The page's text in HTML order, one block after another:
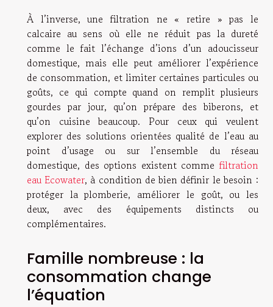
À l’inverse, une filtration ne « retire » pas le
calcaire au sens où elle ne réduit pas la dureté
comme le fait l’échange d’ions d’un adoucisseur
domestique, mais elle peut améliorer l’expérience
de consommation, et limiter certaines particules ou
goûts, ce qui compte quand on remplit plusieurs
gourdes par jour, qu’on prépare des biberons, et
qu’on cuisine beaucoup. Pour ceux qui veulent
explorer des solutions orientées qualité de l’eau au
point d’usage ou sur l’ensemble du réseau
domestique, des options existent commefiltration
eau Ecowater, à condition de bien définir le besoin :
protéger la plomberie, améliorer le goût, ou les
deux, avec des équipements distincts ou
complémentaires.
Famille nombreuse : la
consommation change
l’équation